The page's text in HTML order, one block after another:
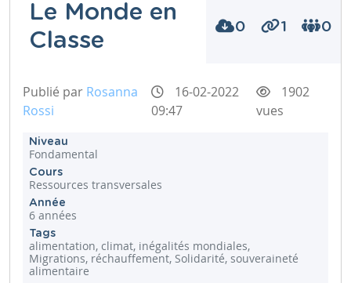
Le Monde en
Classe
0 1 0
Publié par Rosanna
Rossi
16-02-2022
09:47
1902
vues
Niveau
Fondamental
Cours
Ressources transversales
Année
6 années
Tags
alimentation, climat, inégalités mondiales,
Migrations, réchauffement, Solidarité, souveraineté
alimentaire